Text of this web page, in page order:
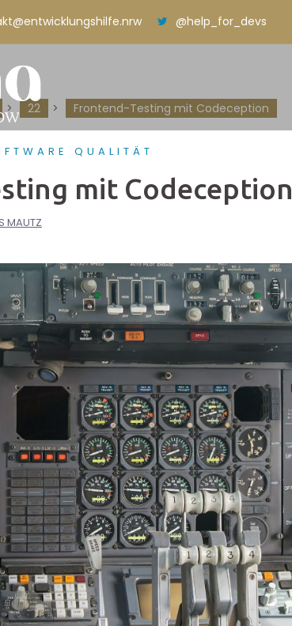
@help_for_devs
> 22 > Frontend-Testing mit Codeception
QUALITÄT
mit Codeception
MAUTZ